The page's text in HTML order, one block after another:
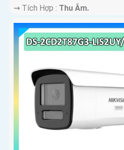
️⇝ Tích Hợp : Thu Âm.